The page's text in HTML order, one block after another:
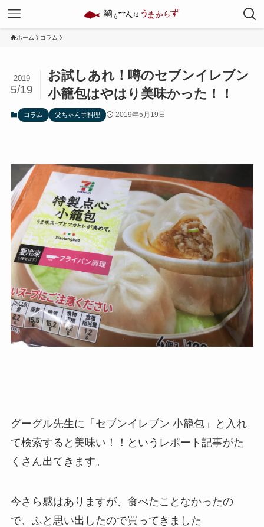
ホーム コラム
お試しあれ！噂のセブンイレブン
小籠包はやはり美味かった！！
2019
5/19
コラム 父ちゃん手料理 2019年5月19日
グーグル先生に「セブンイレブン 小籠包」と入れ
て検索すると美味い！！というレポート記事がた
くさん出てきます。
今さら感はありますが、食べたことなかったの
で、ふと思い出したので買ってきました